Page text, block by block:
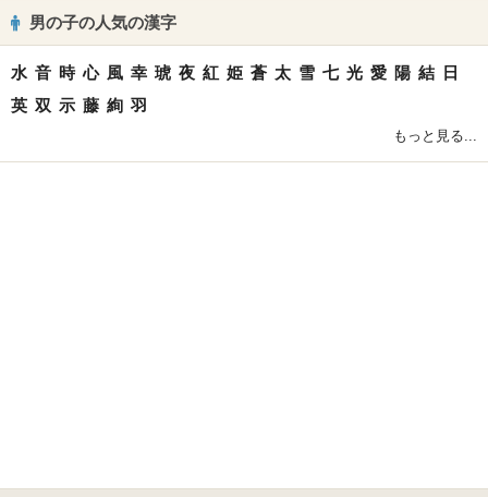
男の子の人気の漢字
水 音 時 心 風 幸 琥 夜 紅 姫 蒼 太 雪 七 光 愛 陽 結
日
英 双 示 藤 絢 羽
もっと見る...